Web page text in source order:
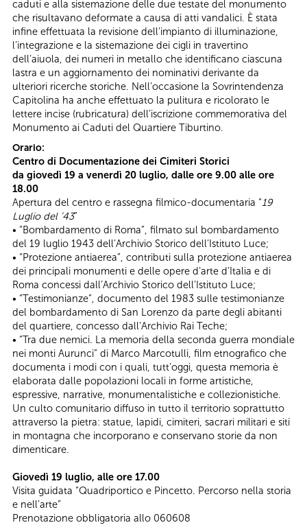
caduti e alla sistemazione delle due testate del monumento
che risultavano deformate a causa di atti vandalici. È stata
infine effettuata la revisione dell’impianto di illuminazione,
l’integrazione e la sistemazione dei cigli in travertino
dell’aiuola, dei numeri in metallo che identificano ciascuna
lastra e un aggiornamento dei nominativi derivante da
ulteriori ricerche storiche. Nell’occasione la Sovrintendenza
Capitolina ha anche effettuato la pulitura e ricolorato le
lettere incise (rubricatura) dell’iscrizione commemorativa del
Monumento ai Caduti del Quartiere Tiburtino.
Orario:
Centro di Documentazione dei Cimiteri Storici
da giovedì 19 a venerdì 20 luglio, dalle ore 9.00 alle ore
18.00
Apertura del centro e rassegna filmico-documentaria “19
Luglio del ’43”
• “Bombardamento di Roma”, filmato sul bombardamento
del 19 luglio 1943 dell’Archivio Storico dell’Istituto Luce;
• “Protezione antiaerea”, contributi sulla protezione antiaerea
dei principali monumenti e delle opere d’arte d’Italia e di
Roma concessi dall’Archivio Storico dell’Istituto Luce;
• “Testimonianze”, documento del 1983 sulle testimonianze
del bombardamento di San Lorenzo da parte degli abitanti
del quartiere, concesso dall’Archivio Rai Teche;
• “Tra due nemici. La memoria della seconda guerra mondiale
nei monti Aurunci” di Marco Marcotulli, film etnografico che
documenta i modi con i quali, tutt’oggi, questa memoria è
elaborata dalle popolazioni locali in forme artistiche,
espressive, narrative, monumentalistiche e collezionistiche.
Un culto comunitario diffuso in tutto il territorio soprattutto
attraverso la pietra: statue, lapidi, cimiteri, sacrari militari e siti
in montagna che incorporano e conservano storie da non
dimenticare.
Giovedì 19 luglio, alle ore 17.00
Visita guidata “Quadriportico e Pincetto. Percorso nella storia
e nell’arte”
Prenotazione obbligatoria allo 060608